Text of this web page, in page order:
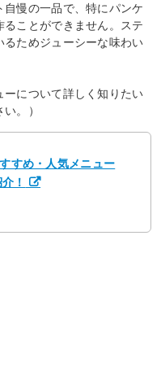
慢の一品で、特にパンケ
ことができません。ステ
ためジューシーな味わい
ーについて詳しく知りたい
。）
すめ・人気メニュー
！